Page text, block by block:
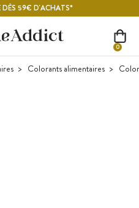
DÈS 59€ D'ACHATS*
0
Colorants alimentaires